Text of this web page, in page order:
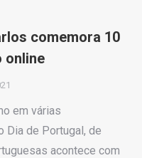
comemora 10
online
em várias
Dia de Portugal, de
acontece com